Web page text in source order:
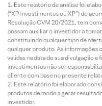
Este relatório de análise foi
(“XP Investimentos ou XP”) de
Resolução CVM 20/2021, tem
possam auxiliar o investidor a
constituindo qualquer tipo de
qualquer produto. As informações
válidas na data de sua divulgação
Investimentos não se
cliente com base no presente
Este relatório foi elaborado
produtos de modo a gerar
investidor.